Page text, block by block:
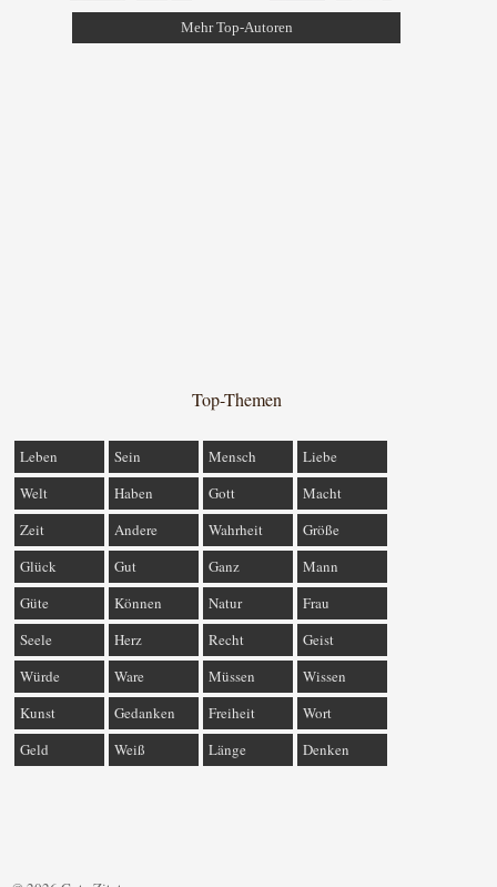
Mehr Top-Autoren
Top-Themen
Leben Sein Mensch
Liebe
Welt
Haben Gott
Macht
Zeit
Andere Wahrheit
Größe
Glück
Gut Ganz
Mann
Güte
Können Natur
Frau
Seele
Herz Recht
Geist
Würde
Ware Müssen
Wissen
Kunst
Gedanken Freiheit
Wort
Geld
Weiß Länge Denken